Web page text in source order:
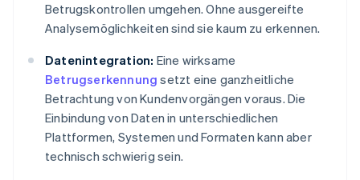
Betrugskontrollen umgehen. Ohne ausgereifte
Analysemöglichkeiten sind sie kaum zu erkennen.
Datenintegration: Eine wirksame
Betrugserkennung setzt eine ganzheitliche
Betrachtung von Kundenvorgängen voraus. Die
Einbindung von Daten in unterschiedlichen
Plattformen, Systemen und Formaten kann aber
technisch schwierig sein.